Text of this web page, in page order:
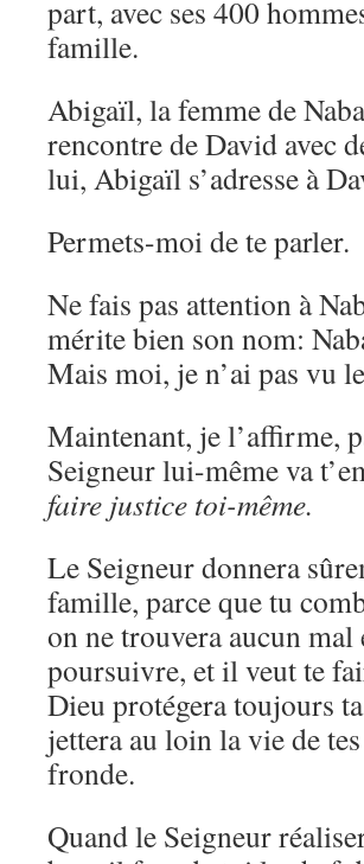
part, avec ses 400
famille.
Abigaïl, la femme de
rencontre de David avec
lui, Abigaïl s’adresse à
Permets-moi de te parler.
Ne fais pas attention à
mérite bien son nom:
Mais moi, je n’ai pas vu
Maintenant, je l’affirme,
Seigneur lui-même va
faire justice toi-même.
Le Seigneur donnera
famille, parce que tu
on ne trouvera aucun
poursuivre, et il veut te
Dieu protégera toujours
jettera au loin la vie de
fronde.
Quand le Seigneur